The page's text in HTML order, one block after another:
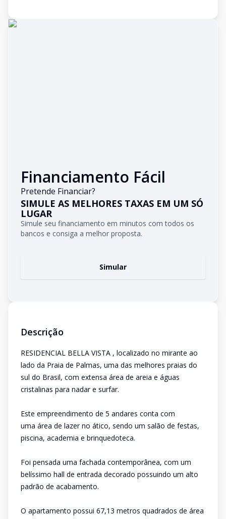
Financiamento Fácil
Pretende Financiar?
SIMULE AS MELHORES TAXAS EM UM SÓ
LUGAR
Simule seu financiamento em minutos com todos os
bancos e consiga a melhor proposta.
Simular
Descrição
RESIDENCIAL BELLA VISTA , localizado no mirante ao
lado da Praia de Palmas, uma das melhores praias do
sul do Brasil, com extensa área de areia e águas
cristalinas para nadar e surfar.
Este empreendimento de 5 andares conta com
uma área de lazer no ático, sendo um salão de festas,
piscina, academia e brinquedoteca.
Foi pensada uma fachada contemporânea, com um
belíssimo hall de entrada decorado possuindo um alto
padrão de acabamento.
O apartamento possui 67,13 metros quadrados de área